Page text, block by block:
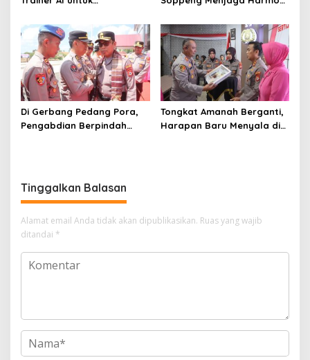
Digital
Di Gerbang Pedang Pora,
Pengabdian Berpindah
Tongkat Amanah Berganti,
Harapan Baru Menyala di
Tinggalkan Balasan
Alamat email Anda tidak akan dipublikasikan. Ruas yang wajib
ditandai *